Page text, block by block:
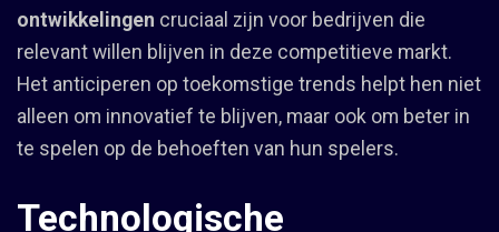
ontwikkelingen cruciaal zijn voor bedrijven die
relevant willen blijven in deze competitieve markt.
Het anticiperen op toekomstige trends helpt hen niet
alleen om innovatief te blijven, maar ook om beter in
te spelen op de behoeften van hun spelers.
Technologische